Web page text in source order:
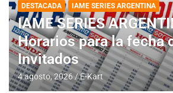
DESTACADA IAME SERIES ARGENTINA
IAME SERIES
Horarios para la fecha
Invitados
4 agosto, 2026 E-Kart